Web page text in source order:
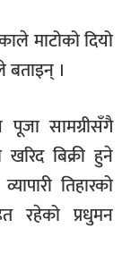
माटोको दियो
बताइन् ।
पूजा सामग्रीसँगै
खरिद बिक्री हुने
तिहारको
रहेको प्रधुमन